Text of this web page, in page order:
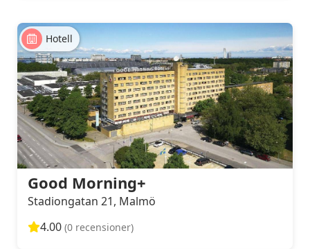
Hotell
Good Morning+
Stadiongatan 21, Malmö
4.00 (0 recensioner)